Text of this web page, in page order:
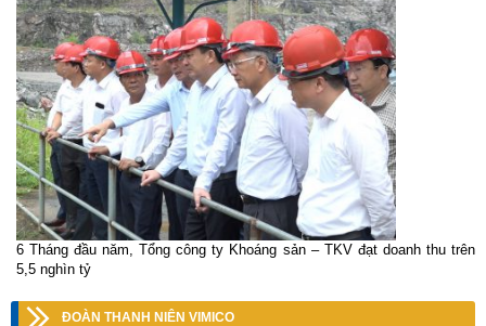
6 Tháng đầu năm, Tổng công ty Khoáng sản – TKV đạt doanh thu trên
5,5 nghìn tỷ
ĐOÀN THANH NIÊN VIMICO